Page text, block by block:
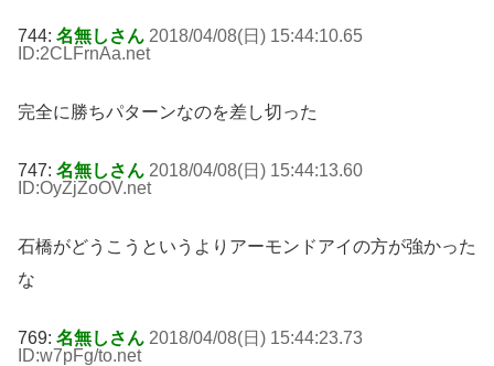
744: 名無しさん 2018/04/08(日) 15:44:10.65
ID:2CLFrnAa.net
完全に勝ちパターンなのを差し切った
747: 名無しさん 2018/04/08(日) 15:44:13.60
ID:OyZjZoOV.net
石橋がどうこうというよりアーモンドアイの方が強かった
な
769: 名無しさん 2018/04/08(日) 15:44:23.73
ID:w7pFg/to.net